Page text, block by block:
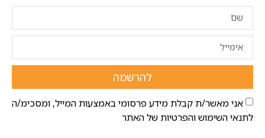
אני מאשר/ת קבלת מידע פרסומי באמצעות המייל, ומסכימ/ה
לתנאי השימוש והפרטיות של האתר
להרשמה